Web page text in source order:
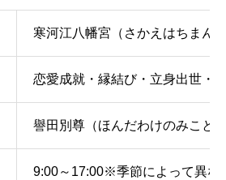
寒河江八幡宮（さかえはちまん
恋愛成就・縁結び・立身出世・
譽田別尊（ほんだわけのみこと
9:00～17:00※季節によって異な